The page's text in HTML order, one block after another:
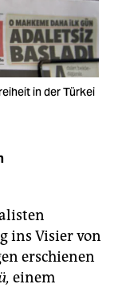
in der Türkei
ins Visier von
erschienen
einem